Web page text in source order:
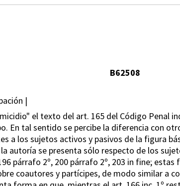
B62508
|
el texto del art. 165 del Código Penal
En tal sentido se percibe la diferencia con
a los sujetos activos y pasivos de la figura
autoría se presenta sólo respecto de los
párrafo 2º, 200 párrafo 2º, 203 in fine;
coautores y partícipes, de modo similar a